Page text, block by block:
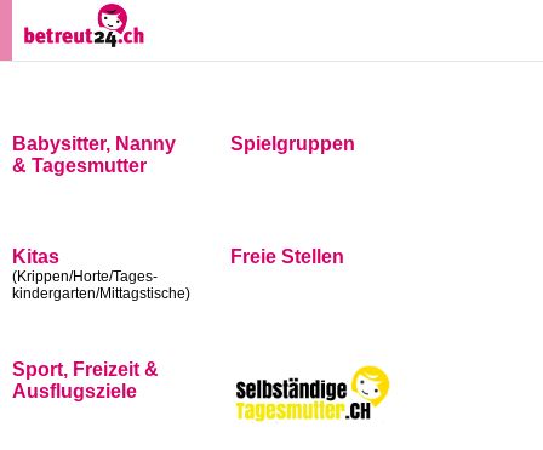
Babysitter, Nanny
& Tagesmutter
Spielgruppen
Kitas
(Krippen/Horte/Tages-
kindergarten/Mittagstische)
Freie Stellen
Sport, Freizeit &
Ausflugsziele